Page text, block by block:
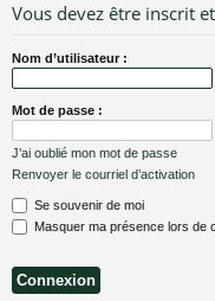
s
Vous devez être inscrit
Nom d’utilisateur :
Mot de passe :
J’ai oublié mon mot de passe
Renvoyer le courriel d’activation
Se souvenir de moi
Masquer ma présence lors de